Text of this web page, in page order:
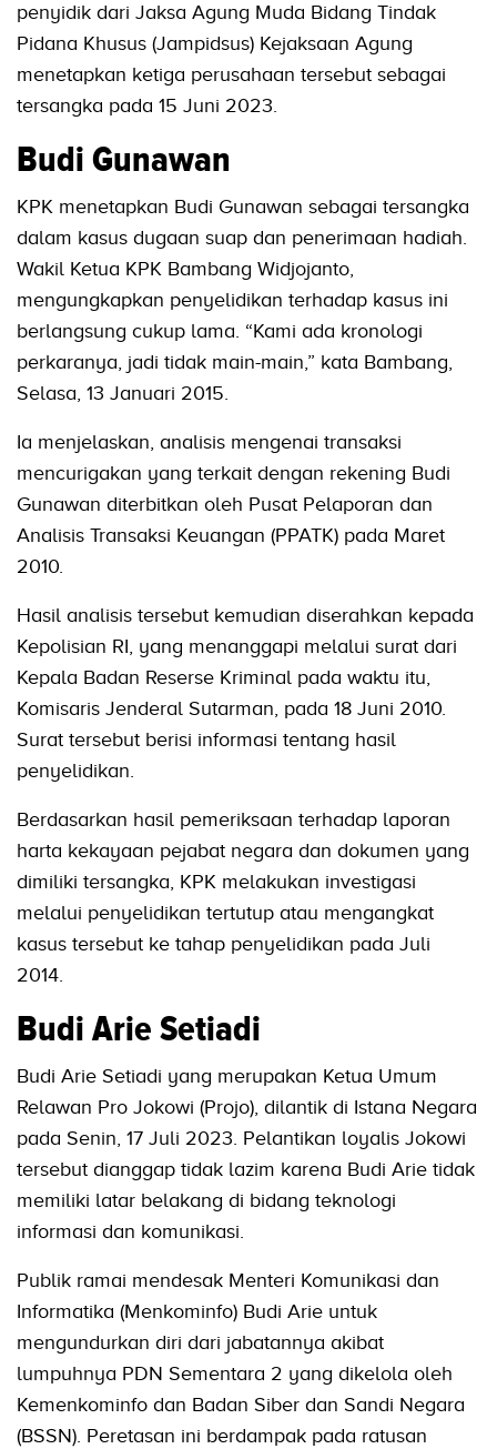
penyidik dari Jaksa Agung Muda Bidang Tindak
Pidana Khusus (Jampidsus) Kejaksaan Agung
menetapkan ketiga perusahaan tersebut sebagai
tersangka pada 15 Juni 2023.
Budi Gunawan
KPK menetapkan Budi Gunawan sebagai tersangka
dalam kasus dugaan suap dan penerimaan hadiah.
Wakil Ketua KPK Bambang Widjojanto,
mengungkapkan penyelidikan terhadap kasus ini
berlangsung cukup lama. “Kami ada kronologi
perkaranya, jadi tidak main-main,” kata Bambang,
Selasa, 13 Januari 2015.
Ia menjelaskan, analisis mengenai transaksi
mencurigakan yang terkait dengan rekening Budi
Gunawan diterbitkan oleh Pusat Pelaporan dan
Analisis Transaksi Keuangan (PPATK) pada Maret
2010.
Hasil analisis tersebut kemudian diserahkan kepada
Kepolisian RI, yang menanggapi melalui surat dari
Kepala Badan Reserse Kriminal pada waktu itu,
Komisaris Jenderal Sutarman, pada 18 Juni 2010.
Surat tersebut berisi informasi tentang hasil
penyelidikan.
Berdasarkan hasil pemeriksaan terhadap laporan
harta kekayaan pejabat negara dan dokumen yang
dimiliki tersangka, KPK melakukan investigasi
melalui penyelidikan tertutup atau mengangkat
kasus tersebut ke tahap penyelidikan pada Juli
2014.
Budi Arie Setiadi
Budi Arie Setiadi yang merupakan Ketua Umum
Relawan Pro Jokowi (Projo), dilantik di Istana Negara
pada Senin, 17 Juli 2023. Pelantikan loyalis Jokowi
tersebut dianggap tidak lazim karena Budi Arie tidak
memiliki latar belakang di bidang teknologi
informasi dan komunikasi.
Publik ramai mendesak Menteri Komunikasi dan
Informatika (Menkominfo) Budi Arie untuk
mengundurkan diri dari jabatannya akibat
lumpuhnya PDN Sementara 2 yang dikelola oleh
Kemenkominfo dan Badan Siber dan Sandi Negara
(BSSN). Peretasan ini berdampak pada ratusan